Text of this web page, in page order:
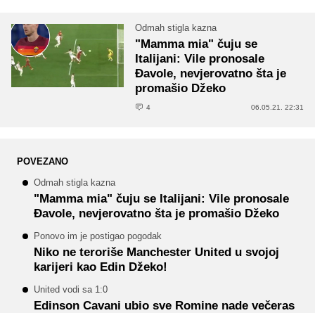
Odmah stigla kazna
"Mamma mia" čuju se
Italijani: Vile pronosale
Đavole, nevjerovatno šta je
promašio Džeko
4 06.05.21. 22:31
POVEZANO
Odmah stigla kazna
"Mamma mia" čuju se Italijani: Vile pronosale
Đavole, nevjerovatno šta je promašio Džeko
Ponovo im je postigao pogodak
Niko ne teroriše Manchester United u svojoj
karijeri kao Edin Džeko!
United vodi sa 1:0
Edinson Cavani ubio sve Romine nade večeras